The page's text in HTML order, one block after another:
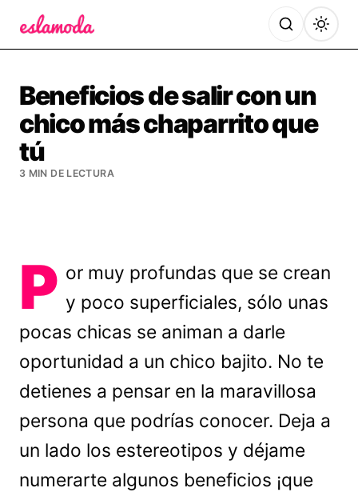
Beneficios de salir con un
chico más chaparrito que
tú
3 MIN DE LECTURA
P or muy profundas que se crean
y poco superficiales, sólo unas
pocas chicas se animan a darle
oportunidad a un chico bajito. No te
detienes a pensar en la maravillosa
persona que podrías conocer. Deja a
un lado los estereotipos y déjame
numerarte algunos beneficios ¡que